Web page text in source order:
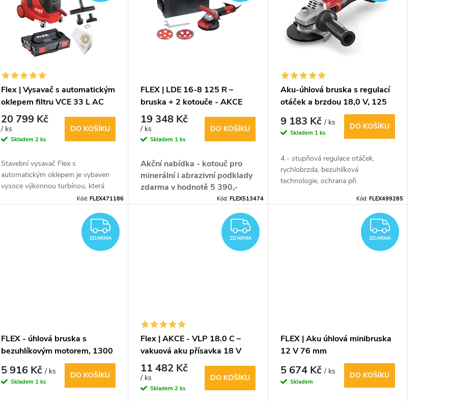
Flex | Vysavač s automatickým
oklepem filtru VCE 33 L AC
20 799 Kč
/ ks
Skladem 2 ks
DO KOŠÍKU
Stavební vysavač Flex s
automatickým oklepem je vybaven
vysoce výkonnou turbínou, která
zajišťuje vysoký sací výkon a
Akce obsahuje navíc: 1bal sáčků,
úklidovou sadu v L - Boxxu.
Kód:FLEX471186
FLEX | LDE 16-8 125 R –
bruska + 2 kotouče - AKCE
19 348 Kč
/ ks
Skladem 1 ks
DO KOŠÍKU
Akční nabídka - kotouč pro
minerální i abrazivní podklady
zdarma v hodnotě 5 390,-
Výkonná sanační bruska s
regulací otáček, odsáváním
prachu a broušením až ke
Kód: FLEX513474
Aku-úhlová bruska s regulací
otáček a brzdou 18,0 V, 125
mm LBE 125 18.0-EC C
9 183 Kč/ ks
Skladem 1 ks
DO KOŠÍKU
4 - stupňová regulace otáček,
rychlobrzda, bezuhlíková
technologie, ochrana při
Kód: FLEX499285
ZDARMA
ZDARMA
FLEX - úhlová bruska s
bezuhlíkovým motorem, 1300
W -125 mm
5 916 Kč/ ks
Skladem 1 ks
DO KOŠÍKU
ZDARMA
ZDARMA
Flex | AKCE - VLP 18.0 C –
vakuová aku přísavka 18 V
Grabo
11 482 Kč
/ ks
Skladem2 ks
DO KOŠÍKU
ZDARMA
FLEX | Aku úhlová minibruska
12 V 76 mm
5 674 Kč/ ks
Skladem
DO KOŠÍKU